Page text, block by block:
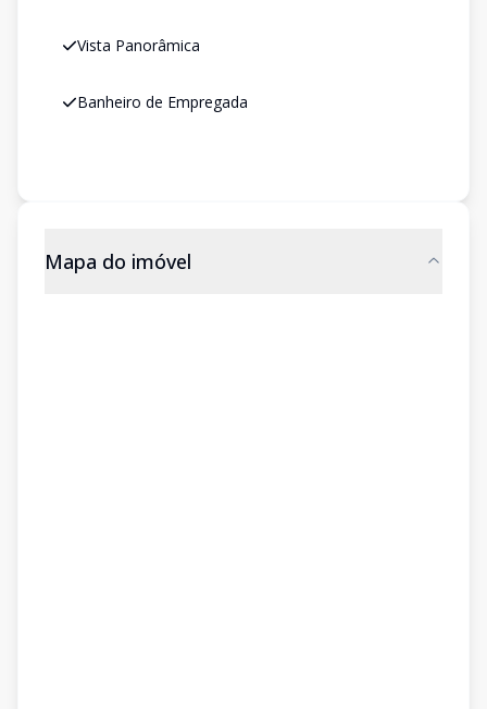
Vista Panorâmica
Banheiro de Empregada
Mapa do imóvel